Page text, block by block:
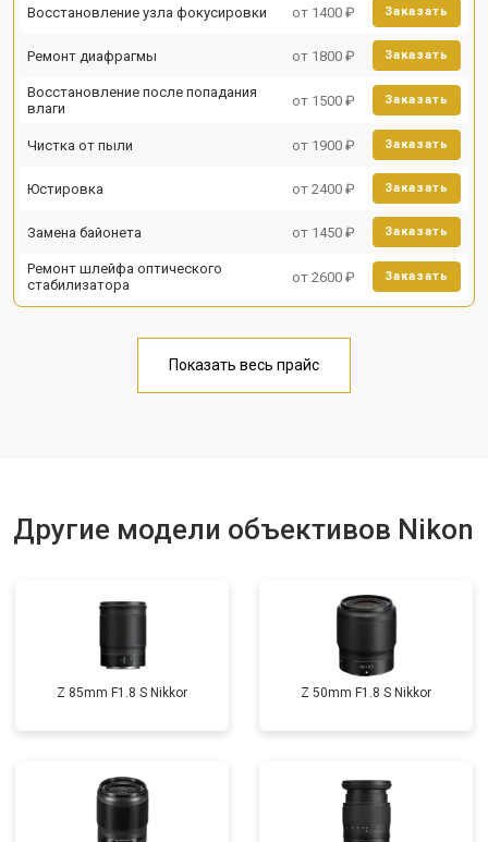
Восстановление узла фокусировки от 1400 ₽ Заказать
Ремонт диафрагмы от 1800 ₽ Заказать
Восстановление после попадания
влаги
от 1500 ₽ Заказать
Чистка от пыли от 1900 ₽ Заказать
Юстировка от 2400 ₽ Заказать
Замена байонета от 1450 ₽ Заказать
Ремонт шлейфа оптического
стабилизатора
от 2600 ₽ Заказать
Показать весь прайс
Другие модели объективов Nikon
Z 85mm F1.8 S Nikkor Z 50mm F1.8 S Nikkor